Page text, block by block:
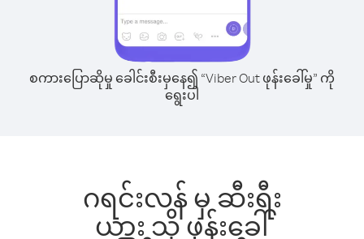
စကားပြောဆိုမှု ခေါင်းစီးမှနေ၍ “Viber Out ဖုန်းခေါ်မှု” ကို
ရွေးပါ
ဂရင်းလန် မှ ဆီးရီး
ယား သို့ ဖုန်းခေါ်